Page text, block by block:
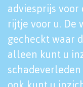
adviesprijs voor
rijtje voor u. De
gecheckt waar
alleen kunt u